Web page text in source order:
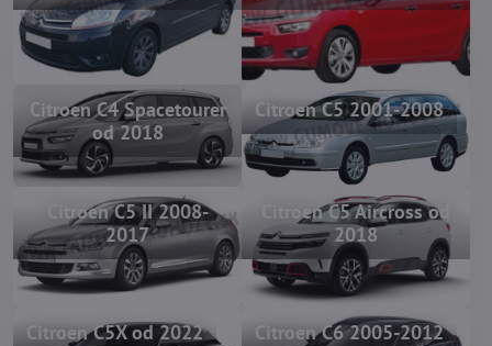
Citroen C4 Spacetourer
od 2018
Citroen C5 2001-2008
Citroen C5 II 2008-
2017
Citroen C5 Aircross od
2018
Citroen C5X od 2022 Citroen C6 2005-2012